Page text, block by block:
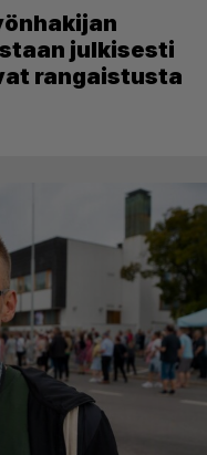
julkisesti
rangaistusta